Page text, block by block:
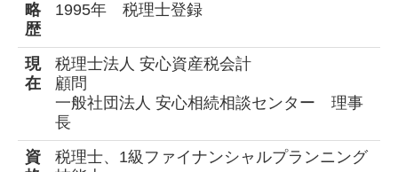
略
歴
1995年 税理士登録
現
在
税理士法人 安心資産税会計
顧問
一般社団法人 安心相続相談センター 理事
長
資
税理士、1級ファイナンシャルプランニング